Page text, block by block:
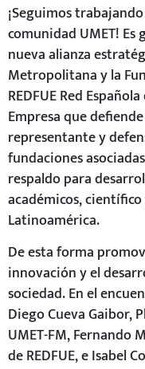
¡Seguimos
comunidad UMET!
nueva alianza
Metropolitana y la
REDFUE Red
Empresa que
representante y
fundaciones
respaldo para
académicos, científico
Latinoamérica.
De esta forma
innovación y el
sociedad. En el
Diego Cueva Gaibor,
UMET-FM, Fernando
de REDFUE, e Isabel